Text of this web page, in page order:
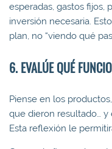
esperadas, gastos fijos,
inversión necesaria.
plan, no “viendo qué
6. EVALÚE QUÉ
Piense en los
que dieron resultado… y
Esta reflexión le